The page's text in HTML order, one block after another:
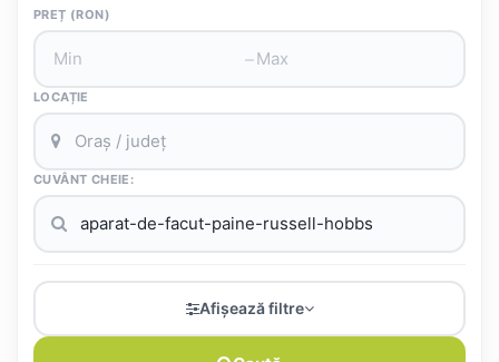
PREȚ (RON)
–
LOCAȚIE
CUVÂNT CHEIE:
Afișează filtre